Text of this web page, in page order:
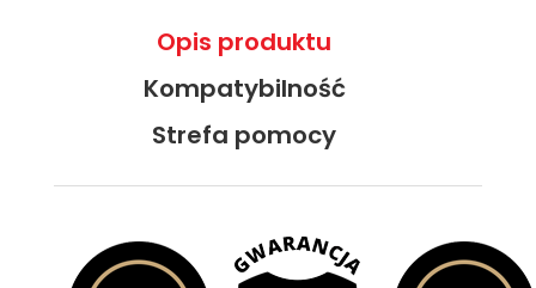
Opis produktu
Kompatybilność
Strefa pomocy